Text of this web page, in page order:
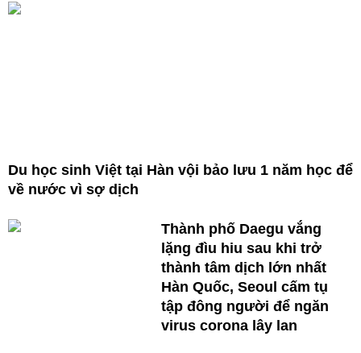
Du học sinh Việt tại Hàn vội bảo lưu 1 năm học để
về nước vì sợ dịch
Thành phố Daegu vắng
lặng đìu hiu sau khi trở
thành tâm dịch lớn nhất
Hàn Quốc, Seoul cấm tụ
tập đông người để ngăn
virus corona lây lan